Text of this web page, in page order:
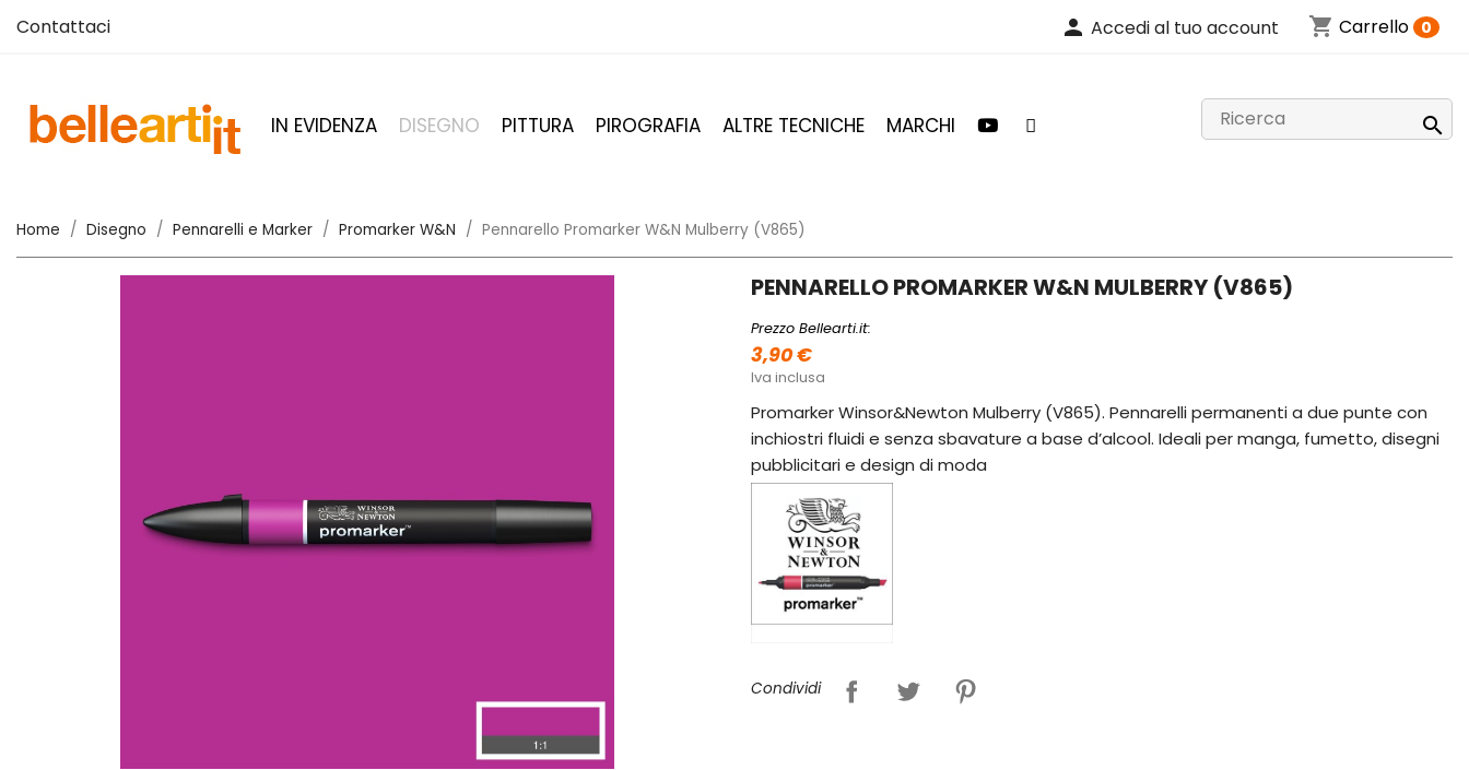
Contattaci person Accedi al tuo account shopping_cart Carrello 0
IN EVIDENZA DISEGNO PITTURA PIROGRAFIA ALTRE TECNICHE MARCHI 
Home Disegno Pennarelli e Marker Promarker W&N Pennarello Promarker W&N Mulberry (V865)
PENNARELLO PROMARKER W&N MULBERRY (V865)
Prezzo Bellearti.it:
3,90 €
Iva inclusa
Promarker Winsor&Newton Mulberry (V865). Pennarelli permanenti a due punte con
inchiostri fluidi e senza sbavature a base d’alcool. Ideali per manga, fumetto, disegni
pubblicitari e design di moda
Condividi